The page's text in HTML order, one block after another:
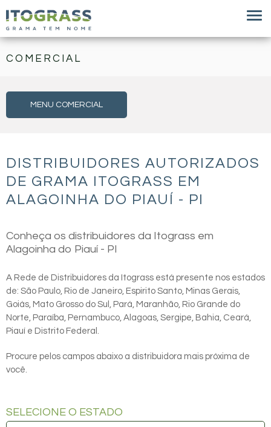
COMERCIAL
MENU COMERCIAL
DISTRIBUIDORES AUTORIZADOS
DE GRAMA ITOGRASS EM
ALAGOINHA DO PIAUÍ - PI
Conheça os distribuidores da Itograss em
Alagoinha do Piauí - PI
A Rede de Distribuidores da Itograss está presente nos estados
de: São Paulo, Rio de Janeiro, Espirito Santo, Minas Gerais,
Goiás, Mato Grosso do Sul, Pará, Maranhão, Rio Grande do
Norte, Paraíba, Pernambuco, Alagoas, Sergipe, Bahia, Ceará,
Piauí e Distrito Federal.
Procure pelos campos abaixo a distribuidora mais próxima de
você.
SELECIONE O ESTADO